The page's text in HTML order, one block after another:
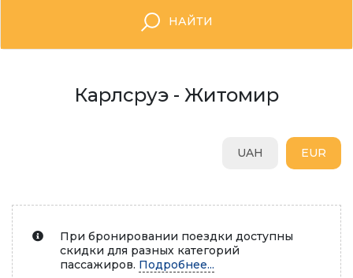
НАЙТИ
Карлсруэ - Житомир
EUR
UAH
При бронировании поездки доступны
скидки для разных категорий
пассажиров. Подробнее...